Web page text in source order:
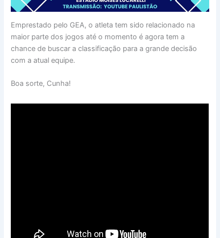
Emprestado pelo GEA, o atleta tem sido relacionado na
maior parte dos jogos até o momento é agora tem a
chance de buscar a classificação para a grande decisão
com a atual equipe.
Boa sorte, Cunha!